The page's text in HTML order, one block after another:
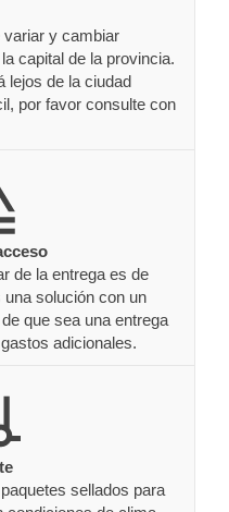
variar y cambiar
capital de la provincia.
lejos de la ciudad
por favor consulte con
de la entrega es de
solución con un
que sea una entrega
adicionales.
sellados para